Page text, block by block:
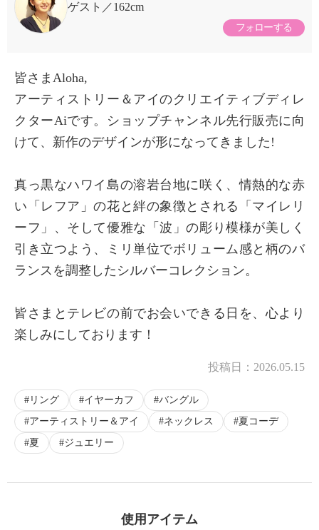
ゲスト
162cm
フォローする
​皆さまAloha,
アーティストリー＆アイのクリエイティブディレ
クターAiです。ショップチャンネル先行販売に向
けて、新作のデザインが形になってきました!
真っ黒なハワイ島の溶岩台地に咲く、情熱的な赤
い「レフア」の花と絆の象徴とされる「マイレリ
ーフ」、そして優雅な「波」の彫り模様が美しく
引き立つよう、ミリ単位でボリューム感と柄のバ
ランスを調整したシルバーコレクション。
皆さまとテレビの前でお会いできる日を、心より
楽しみにしております！
投稿日： 2026.05.15
リング イヤーカフ
バングル
アーティストリー＆アイ
ネックレス
夏コーデ
夏
ジュエリー
使用アイテム